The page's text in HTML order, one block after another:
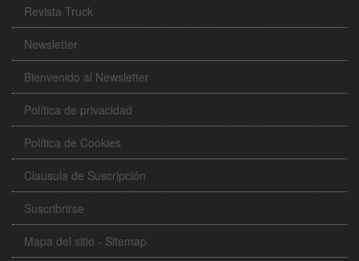
Revista Truck
Newsletter
Bienvenido al Newsletter
Política de privacidad
Política de Cookies
Clausula de Suscripción
Suscribrirse
Mapa del sitio - Sitemap